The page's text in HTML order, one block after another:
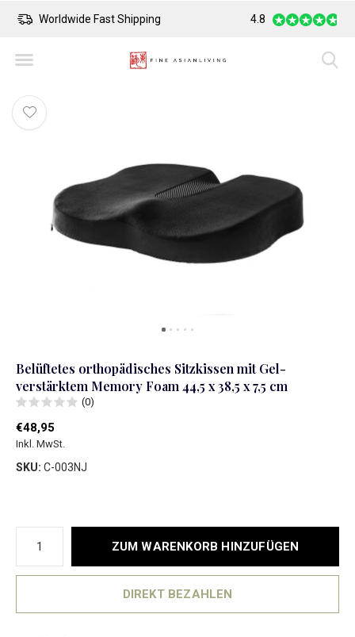
Worldwide Fast Shipping Safe Payment
4.8
Belüftetes orthopädisches Sitzkissen mit Gel-
verstärktem Memory Foam 44,5 x 38,5 x 7,5 cm
(0)
€48,95
Inkl. MwSt.
SKU: C-003NJ
ZUM WARENKORB HINZUFÜGEN
DIREKT BEZAHLEN